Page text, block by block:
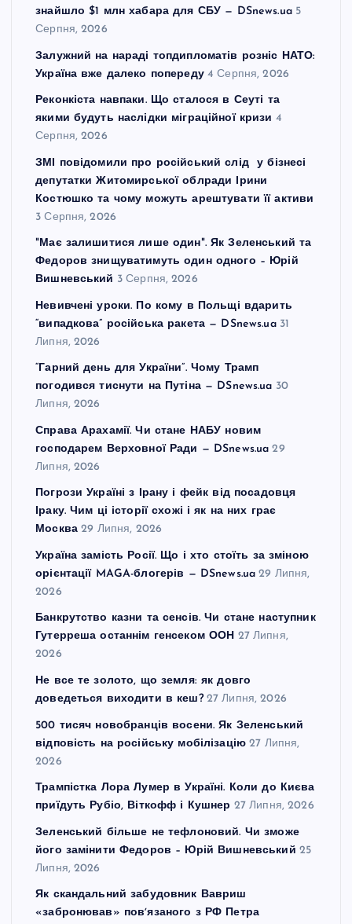
знайшло $1 млн хабара для СБУ — DSnews.ua 5
Серпня, 2026
Залужний на нараді топдипломатів розніс НАТО:
Україна вже далеко попереду 4 Серпня, 2026
Реконкіста навпаки. Що сталося в Сеуті та
якими будуть наслідки міграційної кризи 4
Серпня, 2026
ЗМІ повідомили про російський слід у бізнесі
депутатки Житомирської облради Ірини
Костюшко та чому можуть арештувати її активи
3 Серпня, 2026
"Має залишитися лише один". Як Зеленський та
Федоров знищуватимуть один одного – Юрій
Вишневський 3 Серпня, 2026
Невивчені уроки. По кому в Польщі вдарить
“випадкова” російська ракета — DSnews.ua 31
Липня, 2026
“Гарний день для України”. Чому Трамп
погодився тиснути на Путіна — DSnews.ua 30
Липня, 2026
Справа Арахамії. Чи стане НАБУ новим
господарем Верховної Ради — DSnews.ua 29
Липня, 2026
Погрози Україні з Ірану і фейк від посадовця
Іраку. Чим ці історії схожі і як на них грає
Москва 29 Липня, 2026
Україна замість Росії. Що і хто стоїть за зміною
орієнтації MAGA-блогерів — DSnews.ua 29 Липня,
2026
Банкрутство казни та сенсів. Чи стане наступник
Гутерреша останнім генсеком ООН 27 Липня,
2026
Не все те золото, що земля: як довго
доведеться виходити в кеш? 27 Липня, 2026
500 тисяч новобранців восени. Як Зеленський
відповість на російську мобілізацію 27 Липня,
2026
Трампістка Лора Лумер в Україні. Коли до Києва
приїдуть Рубіо, Віткофф і Кушнер 27 Липня, 2026
Зеленський більше не тефлоновий. Чи зможе
його замінити Федоров – Юрій Вишневський 25
Липня, 2026
Як скандальний забудовник Вавриш
«забронював» повʼязаного з РФ Петра